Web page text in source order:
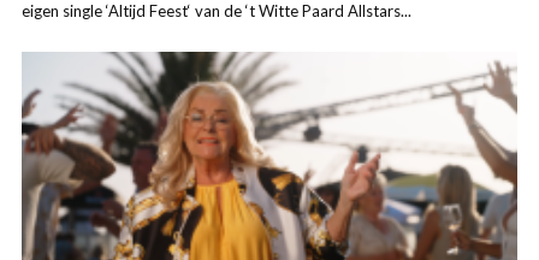
eigen single ‘Altijd Feest‘ van de ‘t Witte Paard Allstars...